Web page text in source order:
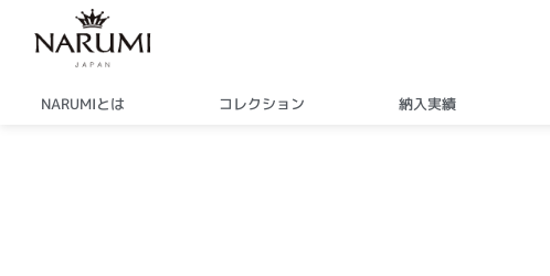
NARUMIとは コレクション 納入実績